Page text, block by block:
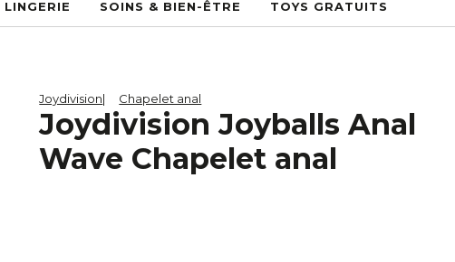
LINGERIE SOINS & BIEN-ÊTRE TOYS GRATUITS
Joydivision Chapelet anal
Joydivision Joyballs Anal
Wave Chapelet anal